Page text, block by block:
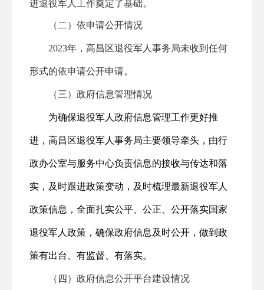
进退役军人工作奠定了基础。
（二）依申请公开情况
2023年，高昌区退役军人事务局未收到任何
形式的依申请公开申请。
（三）政府信息管理情况
为确保退役军人政府信息管理工作更好推
进， 高昌区退役军人事务局主要领导牵头，由行
政办公室与服务中心负责信息的接收与传达和落
实，及时跟进政策变动，及时梳理最新退役军人
政策信息，全面扎实公平、公正、公开落实国家
退役军人政策，确保政府信息及时公开， 做到政
策有出台、有监督、有落实。
（四）政府信息公开平台建设情况